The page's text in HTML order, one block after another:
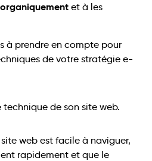
et à les
à prendre en compte pour
de votre stratégie e-
web est facile à naviguer,
rapidement et que le